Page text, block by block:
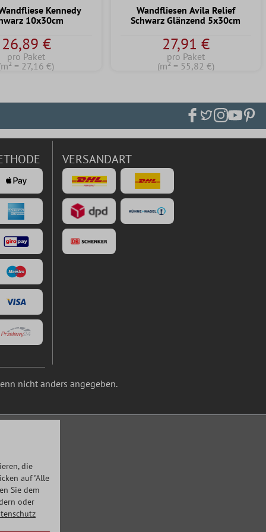
Kennedy
10x30cm
26,89 €
pro Paket
= 27,16 €)
Wandfliesen Avila Relief
Schwarz Glänzend 5x30cm
27,91 €
pro Paket
(m² = 55,82 €)
VERSANDART
nicht anders angegeben.
die
auf "Alle
Sie dem
oder